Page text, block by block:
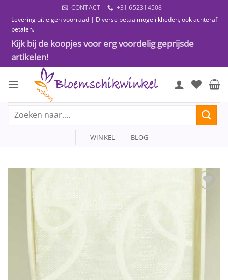
naar
inhoud
CONTACT
+31 652314508
Levering uit eigen voorraad | Diverse betaalmogelijkheden, ook achteraf
betalen.
Kijk bij de koopjes voor erg voordelig geprijsde
artikelen!
Zoeken
WINKEL BLOG